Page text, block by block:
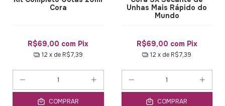
Cora
R$69,00 com Pix
12 x de R$7,39
COMPRAR
Unhas Mais Rápido do
Mundo
R$69,00 com Pix
12 x de R$7,39
COMPRAR